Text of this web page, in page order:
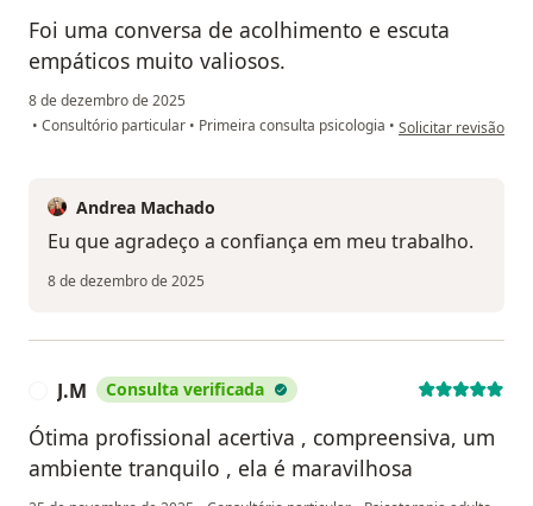
Foi uma conversa de acolhimento e escuta
empáticos muito valiosos.
8 de dezembro de 2025
• Consultório particular • Primeira consulta psicologia • na opinião do
Solicitar revisão
Andrea Machado
Eu que agradeço a confiança em meu trabalho.
8 de dezembro de 2025
J.M Consulta verificada
Ótima profissional acertiva , compreensiva, um
ambiente tranquilo , ela é maravilhosa